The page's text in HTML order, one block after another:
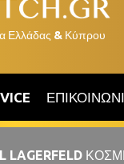
LAGERFELD